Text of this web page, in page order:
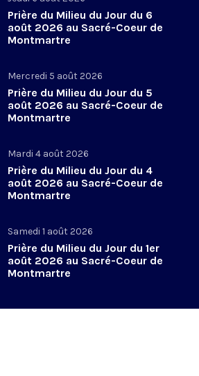
Prière du Milieu du Jour du 6
août 2026 au Sacré-Coeur de
Montmartre
Mercredi 5 août 2026
Prière du Milieu du Jour du 5
août 2026 au Sacré-Coeur de
Montmartre
Mardi 4 août 2026
Prière du Milieu du Jour du 4
août 2026 au Sacré-Coeur de
Montmartre
Samedi 1 août 2026
Prière du Milieu du Jour du 1er
août 2026 au Sacré-Coeur de
Montmartre